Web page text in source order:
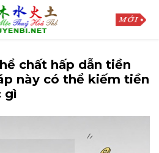
chất hấp dẫn tiền
này có thể kiếm tiền
gì